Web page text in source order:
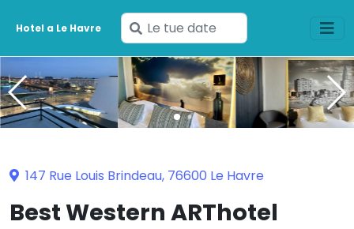
Hotel a Le Havre
Inserisci
le
tue
date
147 Rue Louis Brindeau, 76600 Le Havre
Best Western ARThotel